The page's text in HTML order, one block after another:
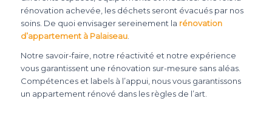
rénovation achevée, les déchets seront évacués par nos
soins. De quoi envisager sereinement la rénovation
d’appartement à Palaiseau.
Notre savoir-faire, notre réactivité et notre expérience
vous garantissent une rénovation sur-mesure sans aléas.
Compétences et labels à l’appui, nous vous garantissons
un appartement rénové dans les règles de l’art.